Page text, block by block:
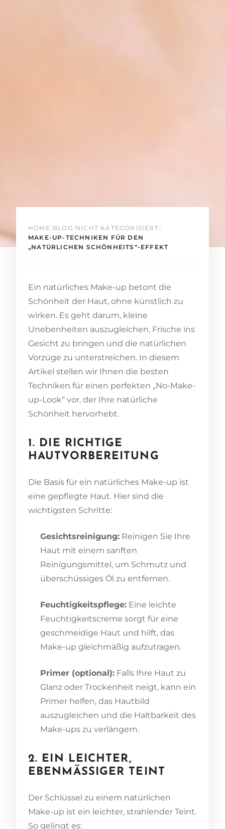
HOME /BLOG /NICHT KATEGORISIERT/
MAKE-UP-TECHNIKEN FÜR DEN
„NATÜRLICHEN SCHÖNHEITS“-EFFEKT
Ein natürliches Make-up betont die
Schönheit der Haut, ohne künstlich zu
wirken. Es geht darum, kleine
Unebenheiten auszugleichen, Frische ins
Gesicht zu bringen und die natürlichen
Vorzüge zu unterstreichen. In diesem
Artikel stellen wir Ihnen die besten
Techniken für einen perfekten „No-Make-
up-Look“ vor, der Ihre natürliche
Schönheit hervorhebt.
1. DIE RICHTIGE
HAUTVORBEREITUNG
Die Basis für ein natürliches Make-up ist
eine gepflegte Haut. Hier sind die
wichtigsten Schritte:
Gesichtsreinigung: Reinigen Sie Ihre
Haut mit einem sanften
Reinigungsmittel, um Schmutz und
überschüssiges Öl zu entfernen.
Feuchtigkeitspflege: Eine leichte
Feuchtigkeitscreme sorgt für eine
geschmeidige Haut und hilft, das
Make-up gleichmäßig aufzutragen.
Primer (optional): Falls Ihre Haut zu
Glanz oder Trockenheit neigt, kann ein
Primer helfen, das Hautbild
auszugleichen und die Haltbarkeit des
Make-ups zu verlängern.
2. EIN LEICHTER,
EBENMÄSSIGER TEINT
Der Schlüssel zu einem natürlichen
Make-up ist ein leichter, strahlender Teint.
So gelingt es: